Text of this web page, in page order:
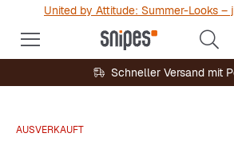
United by Attitude: Summer-Looks
Schneller Versand mit
AUSVERKAUFT